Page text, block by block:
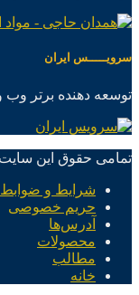
سرویـــــس ایران
توسعه دهنده برتر وب
تمامی حقوق این
شرایط و ضوابط
حریم خصوصی
آدرس‌ها
محصولات
مطالب
خانه